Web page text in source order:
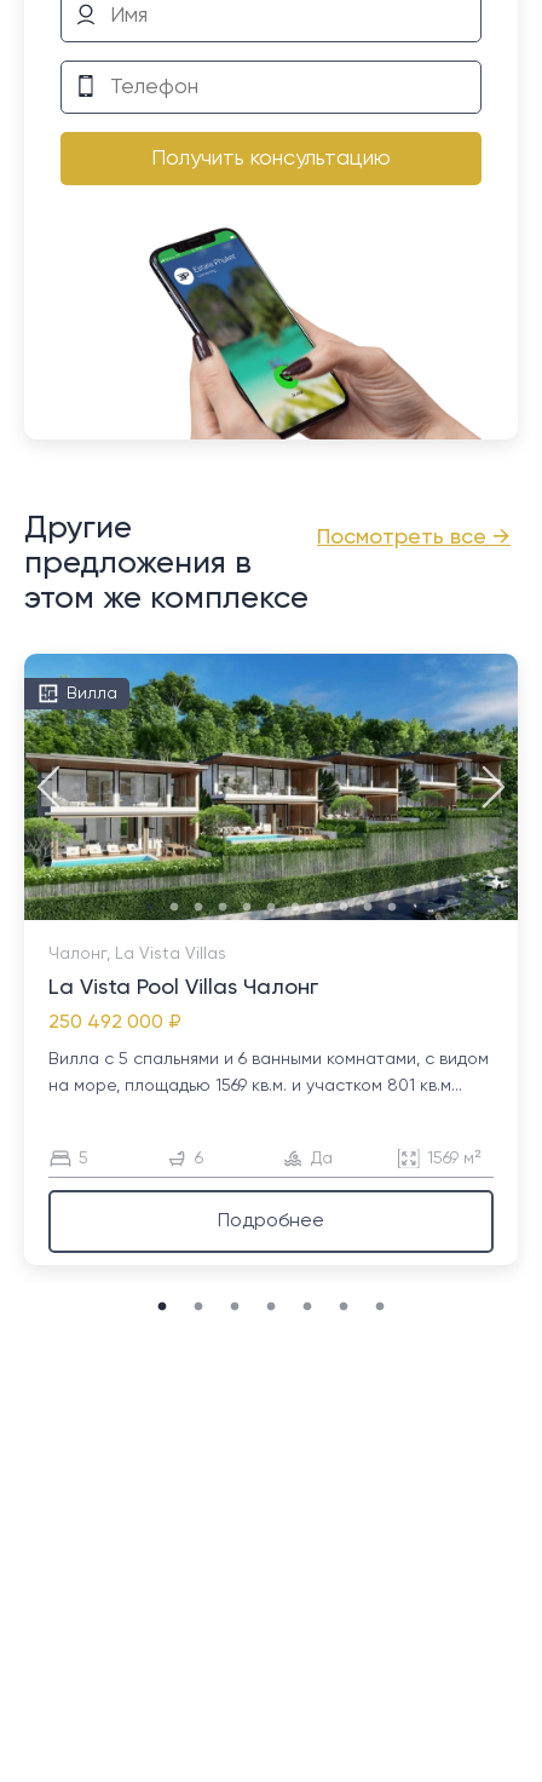
Получить консультацию
Посмотреть все →
Другие
предложения в
этом же комплексе
Вилла
Чалонг, La Vista Villas
La Vista Pool Villas Чалонг
250 492 000 ₽
Вилла с 5 спальнями и 6 ванными комнатами, с видом
на море, площадью 1569 кв.м. и участком 801 кв.м...
5 6 Да 1569 м²
Подробнее